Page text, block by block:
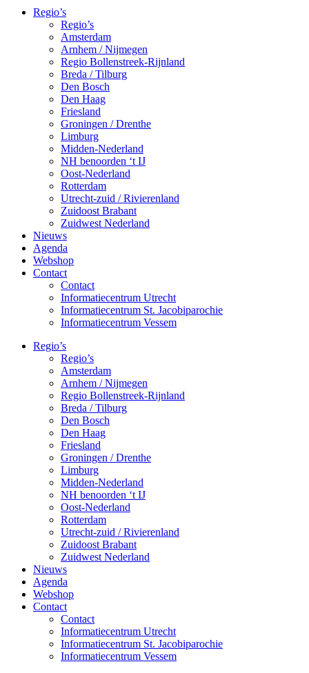
Regio’s
Regio’s
Amsterdam
Arnhem / Nijmegen
Regio Bollenstreek-Rijnland
Breda / Tilburg
Den Bosch
Den Haag
Friesland
Groningen / Drenthe
Limburg
Midden-Nederland
NH benoorden ‘t IJ
Oost-Nederland
Rotterdam
Utrecht-zuid / Rivierenland
Zuidoost Brabant
Zuidwest Nederland
Nieuws
Agenda
Webshop
Contact
Contact
Informatiecentrum Utrecht
Informatiecentrum St. Jacobiparochie
Informatiecentrum Vessem
Regio’s
Regio’s
Amsterdam
Arnhem / Nijmegen
Regio Bollenstreek-Rijnland
Breda / Tilburg
Den Bosch
Den Haag
Friesland
Groningen / Drenthe
Limburg
Midden-Nederland
NH benoorden ‘t IJ
Oost-Nederland
Rotterdam
Utrecht-zuid / Rivierenland
Zuidoost Brabant
Zuidwest Nederland
Nieuws
Agenda
Webshop
Contact
Contact
Informatiecentrum Utrecht
Informatiecentrum St. Jacobiparochie
Informatiecentrum Vessem